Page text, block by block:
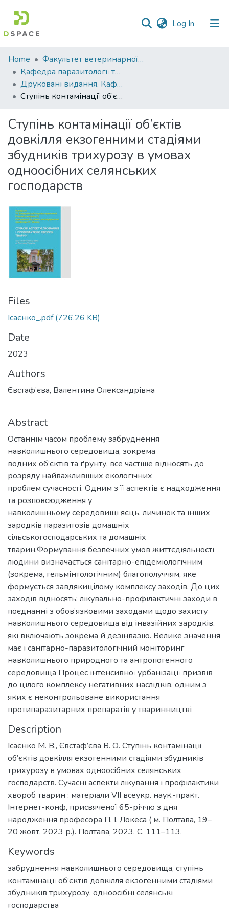
Log In (current)
Communities
&
Collections
All of DSpace
Statistics
Home
Факультет ветеринарної медицини
Кафедра паразитології та ветеринарно-санітарної експертизи
Друковані видання. Кафедра паразитології та ветеринарно-санітарної експертизи
Ступінь контамінації об’єктів довкілля екзогенними стадіями збудників трихурозу в умовах одноосібних селянських господарств
Ступінь контамінації об’єктів
довкілля екзогенними стадіями
збудників трихурозу в умовах
одноосібних селянських
господарств
Files
Ісаєнко_.pdf(726.26 KB)
Date
2023
Authors
Євстаф’єва, Валентина Олександрівна
Abstract
Останнім часом проблему забруднення
навколишнього середовища, зокрема
водних об’єктів та ґрунту, все частіше відносять до
розряду найважливіших екологічних
проблем сучасності. Одним з її аспектів є надходження
та розповсюдження у
навколишньому середовищі яєць, личинок та інших
зародків паразитозів домашніх
сільськогосподарських та домашніх
тварин.Формування безпечних умов життєдіяльності
людини визначається санітарно-епідеміологічним
(зокрема, гельмінтологічним) благополуччям, яке
формується завдякицілому комплексу заходів. До цих
заходів відносять: лікувально-профілактичні заходи в
поєднанні з обов’язковими заходами щодо захисту
навколишнього середовища від інвазійних зародків,
які включають зокрема й дезінвазію. Велике значення
має і санітарно-паразитологічний моніторинг
навколишнього природного та антропогенного
середовища Процес інтенсивної урбанізації призвів
до цілого комплексу негативних наслідків, одним з
яких є неконтрольоване використання
протипаразитарних препаратів у тваринництві
Description
Ісаєнко М. В., Євстаф’єва В. О. Ступінь контамінації
об’єктів довкілля екзогенними стадіями збудників
трихурозу в умовах одноосібних селянських
господарств. Сучасні аспекти лікування і профілактики
хвороб тварин : матеріали VІІ всеукр. наук.-практ.
Інтернет-конф, присвяченої 65-річчю з дня
народження професора П. І. Локеса ( м. Полтава, 19–
20 жовт. 2023 р.). Полтава, 2023. С. 111–113.
Keywords
забруднення навколишнього середовища, ступінь
контамінації об’єктів довкілля екзогенними стадіями
збудників трихурозу, одноосібні селянські
господарства